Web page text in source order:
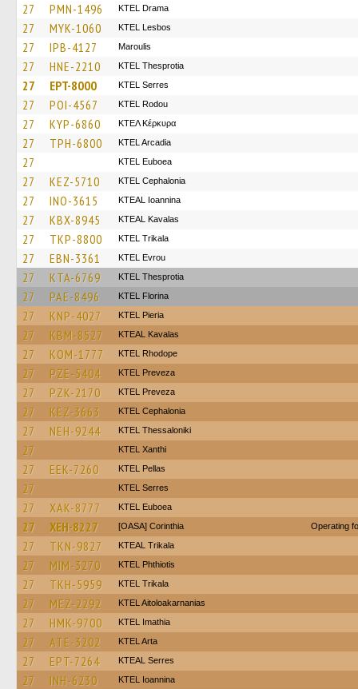
27 PMN-1496 KTEL Drama
27 MYK-1060 KTEL Lesbos
27 IPB-4127 Maroulis
27 HNE-2210 KTEL Thesprotia
27 EPT-8000 KTEL Serres
27 POI-4567 ΚΤΕL Rodou
27 KYP-6860 ΚΤΕΛ Κέρκυρα
27 TPH-6800 KTEL Arcadia
27 ΚΤΕL Euboea
27 KEZ-5710 KTEL Cephalonia
27 INO-3615 KTEAL Ioannina
27 KBX-8945 KTEAL Kavalas
27 TKP-8800 ΚΤΕL Τrikala
27 EBN-3361 KTEL Evrou
27 KTA-6769 KTEL Thesprotia
27 PAE-8496 KTEL Florina
27 KNP-4027 KTEL Pieria
27 KBM-8527 KTEAL Kavalas
27 KOM-1777 KTEL Rhodope
27 PZE-5404 KTEL Preveza
27 PZK-2170 KTEL Preveza
27 KEZ-3663 KTEL Cephalonia
27 NEH-9244 KTEL Thessaloniki
27 KTEL Xanthi
27 EEK-7260 KTEL Pellas
27 KTEL Serres
27 XAK-8777 ΚΤΕL Euboea
27 XEH-8227 [OASA] Corinthia Operating
27 TKN-9827 KTEAL Trikala
27 MIM-3270 ΚΤΕL Phthiotis
27 TKH-5959 ΚΤΕL Τrikala
27 MEZ-2292 KTEL Aitoloakarnanias
27 HMK-9700 KTEL Imathia
27 ATE-3202 KTEL Arta
27 EPT-7264 KTEAL Serres
27 INH-6230 KTEL Ioannina